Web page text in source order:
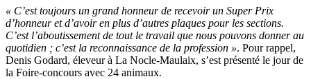
« C’est toujours un grand honneur de recevoir un Super Prix
d’honneur et d’avoir en plus d’autres plaques pour les sections.
C’est l’aboutissement de tout le travail que nous pouvons donner au
quotidien ; c’est la reconnaissance de la profession ». Pour rappel,
Denis Godard, éleveur à La Nocle-Maulaix, s’est présenté le jour de
la Foire-concours avec 24 animaux.